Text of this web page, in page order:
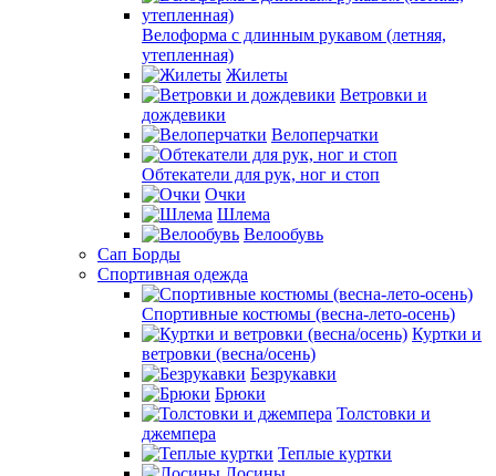
Велоформа с длинным рукавом (летняя,
утепленная)
Жилеты
Ветровки и
дождевики
Велоперчатки
Обтекатели для рук, ног и стоп
Очки
Шлема
Велообувь
Сап Борды
Спортивная одежда
Спортивные костюмы (весна-лето-осень)
Куртки и
ветровки (весна/осень)
Безрукавки
Брюки
Толстовки и
джемпера
Теплые куртки